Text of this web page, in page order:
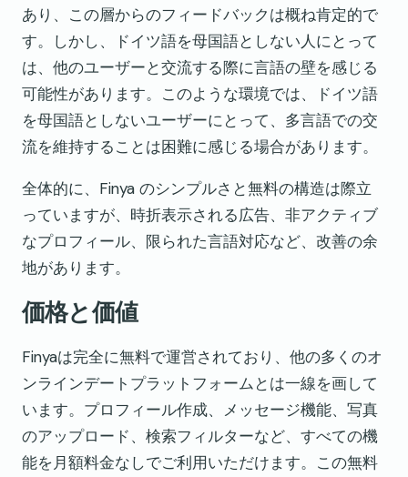
あり、この層からのフィードバックは概ね肯定的で
す。しかし、ドイツ語を母国語としない人にとって
は、他のユーザーと交流する際に言語の壁を感じる
可能性があります。このような環境では、ドイツ語
を母国語としないユーザーにとって、多言語での交
流を維持することは困難に感じる場合があります。
全体的に、Finya のシンプルさと無料の構造は際立
っていますが、時折表示される広告、非アクティブ
なプロフィール、限られた言語対応など、改善の余
地があります。
価格と価値
Finyaは完全に無料で運営されており、他の多くのオ
ンラインデートプラットフォームとは一線を画して
います。プロフィール作成、メッセージ機能、写真
のアップロード、検索フィルターなど、すべての機
能を月額料金なしでご利用いただけます。この無料